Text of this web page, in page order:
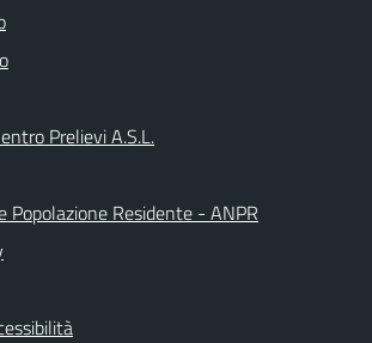
Prelievi A.S.L.
Popolazione Residente - ANPR